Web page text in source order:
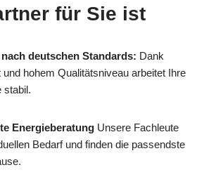
für Sie ist
deutschen Standards: Dank
hohem Qualitätsniveau arbeitet Ihre
stabil.
Energieberatung Unsere Fachleute
Bedarf und finden die passendste